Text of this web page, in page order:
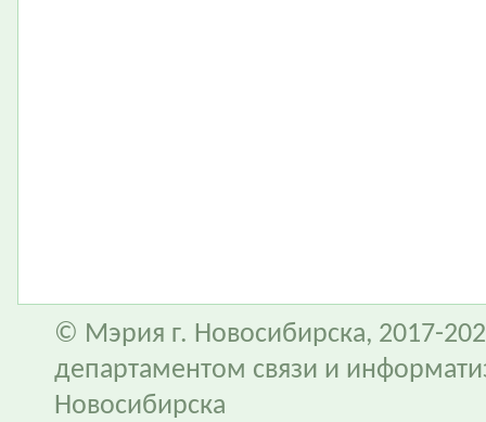
© Мэрия г. Новосибирска, 2017-
департаментом связи и
Новосибирска